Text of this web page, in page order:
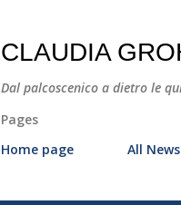
CLAUDIA
Dal palcoscenico a dietro le
Pages
Home page
All News